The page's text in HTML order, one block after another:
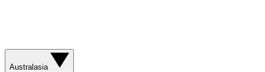
Australasia